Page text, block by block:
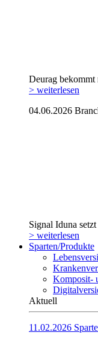
Deurag bekommt
> weiterlesen
04.06.2026
Signal Iduna
> weiterlesen
Sparten/Produkte
Komposit-
Aktuell
11.02.2026